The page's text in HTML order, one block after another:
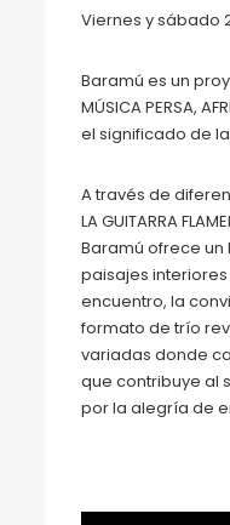
Viernes y sábado
Baramú es un
MÚSICA PERSA,
el significado de
A través de
LA GUITARRA
Baramú ofrece
paisajes
encuentro, la
formato de trío
variadas donde
que contribuye al
por la alegría de